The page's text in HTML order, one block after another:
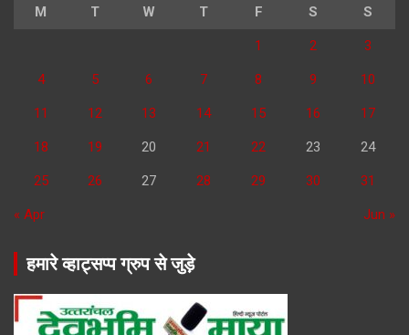
M T W T F S S
1 2 3
4 5 6 7 8 9 10
11 12 13 14 15 16 17
18 19 20 21 22 23 24
25 26 27 28 29 30 31
« Apr Jun »
हमारे व्हाट्सप्प ग्रुप से जुड़े